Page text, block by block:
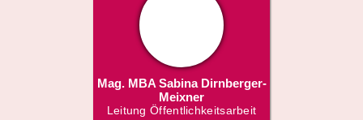
Mag. MBA Sabina Dirnberger-
Meixner
Leitung Öffentlichkeitsarbeit